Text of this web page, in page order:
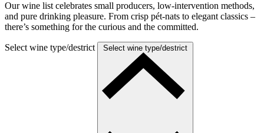
Our wine list celebrates small producers, low-intervention methods,
and pure drinking pleasure. From crisp pét-nats to elegant classics –
there’s something for the curious and the committed.
Select wine type/destrict Select wine type/destrict